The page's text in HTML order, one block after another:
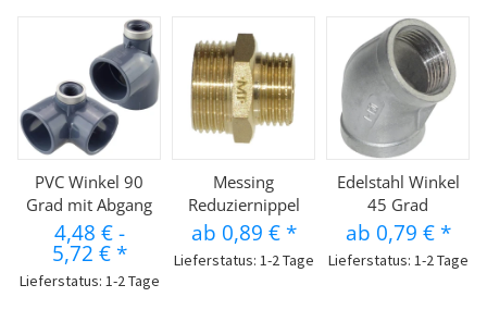
PVC Winkel 90
Grad mit Abgang
4,48 €-
5,72 € *
Lieferstatus: 1-2 Tage
Messing
Reduziernippel
ab 0,89 € *
Lieferstatus: 1-2 Tage
Edelstahl Winkel
45 Grad
ab 0,79 € *
Lieferstatus: 1-2 Tage